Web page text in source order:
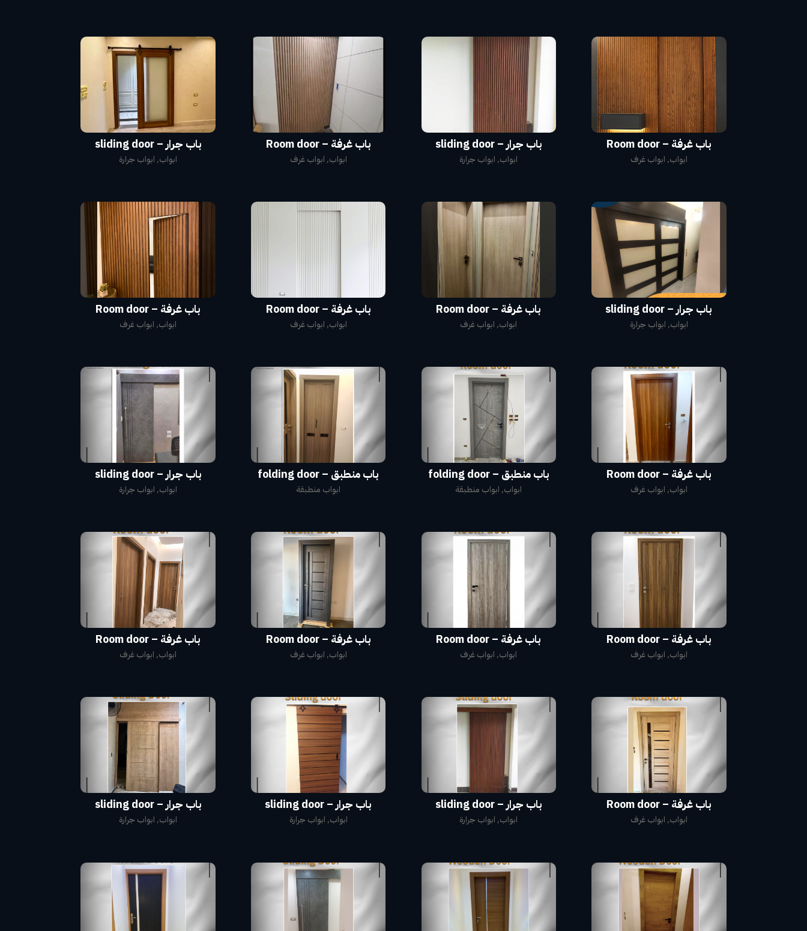
باب جرار – sliding door
ابواب, ابواب جرارة
باب غرفة – Room door
ابواب, ابواب غرف
باب جرار – sliding door
ابواب, ابواب جرارة
باب غرفة – Room door
ابواب, ابواب غرف
باب غرفة – Room door
ابواب, ابواب غرف
باب غرفة – Room door
ابواب, ابواب غرف
باب غرفة – Room door
ابواب, ابواب غرف
باب جرار – sliding door
ابواب, ابواب جرارة
باب جرار – sliding door
ابواب, ابواب جرارة
باب منطبق – folding door
ابواب منطبقة
باب منطبق – folding door
ابواب, ابواب منطبقة
باب غرفة – Room door
ابواب, ابواب غرف
باب غرفة – Room door
ابواب, ابواب غرف
باب غرفة – Room door
ابواب, ابواب غرف
باب غرفة – Room door
ابواب, ابواب غرف
باب غرفة – Room door
ابواب, ابواب غرف
باب جرار – sliding door
ابواب, ابواب جرارة
باب جرار – sliding door
ابواب, ابواب جرارة
باب جرار – sliding door
ابواب, ابواب جرارة
باب غرفة – Room door
ابواب, ابواب غرف